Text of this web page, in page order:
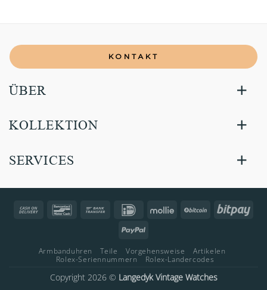
KONTAKT
ÜBER
KOLLEKTION
SERVICES
Cash
Bancontact Bank
IDeal Mollie BitCoin
PayPal
Armbanduhren Teile Vorgehensweise
Artikelen
Rolex-Seriennummern
Rolex-Landercodes
Copyright 2026 © Langedyk Vintage Watches